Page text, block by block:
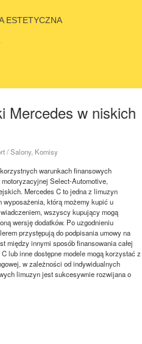
ESTETYCZNA
Mercedes w niskich
/ Salony, Komisy
warunkach finansowych
Select-Automotive,
Mercedes C to jedna z limuzyn
którą możemy kupić u
wszyscy kupujący mogą
wersję dodatków. Po uzgodnieniu
przystępują do podpisania umowy na
między innymi sposób finansowania całej
lub inne dostępne modele mogą korzystać z
w zależności od indywidualnych
limuzyn jest sukcesywnie rozwijana o